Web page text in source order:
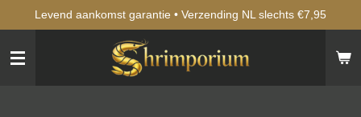
naar
hoofdinhoud
Levend aankomst garantie • Verzending NL slechts €7,95